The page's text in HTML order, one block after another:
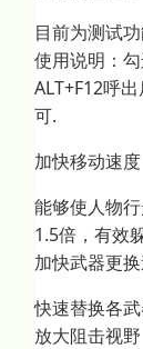
目前为测试
使用说明：
ALT+F12呼
可.
加快移动速度
能够使人物
1.5倍，有效
加快武器更
快速替换各
放大阻击视野